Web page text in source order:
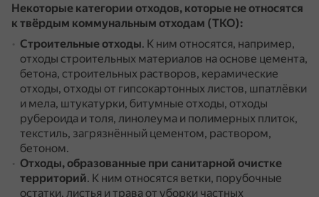
Некоторые категории отходов, которые не относятся
к твёрдым коммунальным отходам (ТКО):
Строительные отходы. К ним относятся, например,
отходы строительных материалов на основе цемента,
бетона, строительных растворов, керамические
отходы, отходы от гипсокартонных листов, шпатлёвки
и мела, штукатурки, битумные отходы, отходы
рубероида и толя, линолеума и полимерных плиток,
текстиль, загрязнённый цементом, раствором,
бетоном.
Отходы, образованные при санитарной очистке
территорий. К ним относятся ветки, порубочные
остатки, листья и трава от уборки частных